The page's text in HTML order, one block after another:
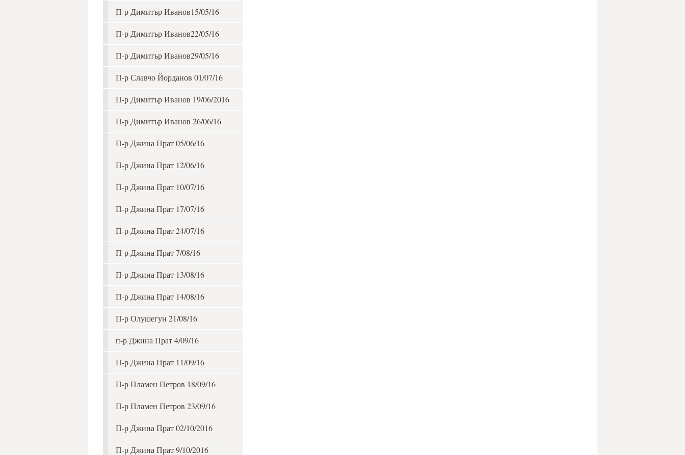
П-р Димитър Иванов15/05/16
П-р Димитър Иванов22/05/16
П-р Димитър Иванов29/05/16
П-р Славчо Йорданов 01/07/16
П-р Димитър Иванов 19/06/2016
П-р Димитър Иванов 26/06/16
П-р Джина Прат 05/06/16
П-р Джина Прат 12/06/16
П-р Джина Прат 10/07/16
П-р Джина Прат 17/07/16
П-р Джина Прат 24/07/16
П-р Джина Прат 7/08/16
П-р Джина Прат 13/08/16
П-р Джина Прат 14/08/16
П-р Олушегун 21/08/16
п-р Джина Прат 4/09/16
П-р Джина Прат 11/09/16
П-р Пламен Петров 18/09/16
П-р Пламен Петров 23/09/16
П-р Джина Прат 02/10/2016
П-р Джина Прат 9/10/2016